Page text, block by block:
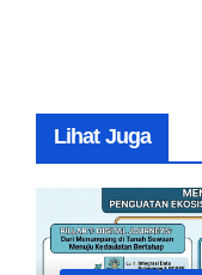
Lihat Juga